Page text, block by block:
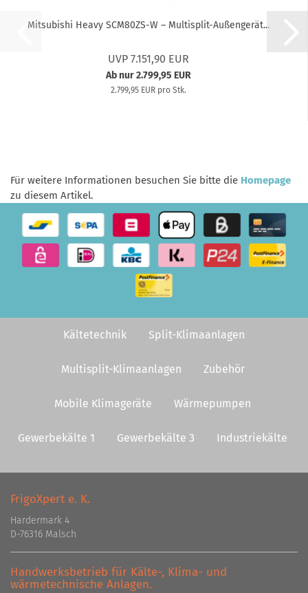
Mitsubishi Heavy SCM80ZS-W – Multisplit-Außengerät...
UVP 7.151,90 EUR
Ab nur 2.799,95 EUR
2.799,95 EUR pro Stk.
Für weitere Informationen besuchen Sie bitte die Homepage
zu diesem Artikel.
Kältetechnik Split-Klimaanlagen
Multisplit-Klimaanlagen Zubehör
Mobile Klimageräte Wärmepumpen
Gewerbekälte 1 Gewerbekälte 3 Industriekälte
FrigoXpert e. K.
Hardermark 4
D-76316 Malsch
Handwerksbetrieb für Kälte-, Klima- und
wärmetechnische Anlagen.